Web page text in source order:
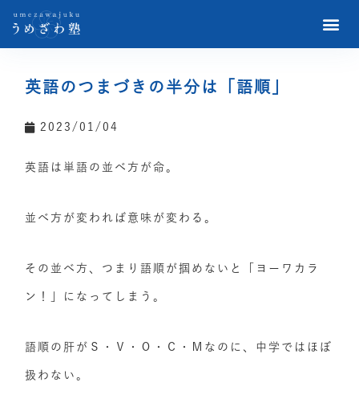
英語のつまづきの半分は「語順」
2023/01/04
英語は単語の並べ方が命。
並べ方が変われば意味が変わる。
その並べ方、つまり語順が掴めないと「ヨーワカラ
ン！」になってしまう。
語順の肝がＳ・Ｖ・Ｏ・Ｃ・Ｍなのに、中学ではほぼ
扱わない。